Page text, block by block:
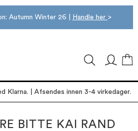
Autumn Winter 26 | Handle her >
Klarna. | Afsendes innen 3-4 virkedager.
BITTE KAI RAND